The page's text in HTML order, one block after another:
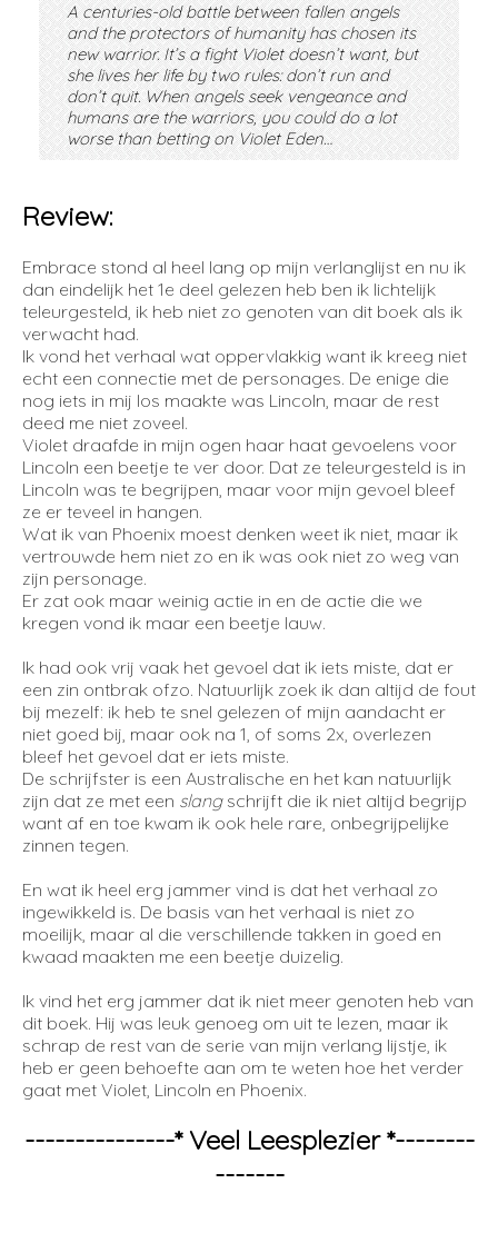
A centuries-old battle between fallen angels
and the protectors of humanity has chosen its
new warrior. It’s a fight Violet doesn’t want, but
she lives her life by two rules: don’t run and
don’t quit. When angels seek vengeance and
humans are the warriors, you could do a lot
worse than betting on Violet Eden…
Review:
Embrace stond al heel lang op mijn verlanglijst en nu ik
dan eindelijk het 1e deel gelezen heb ben ik lichtelijk
teleurgesteld, ik heb niet zo genoten van dit boek als ik
verwacht had.
Ik vond het verhaal wat oppervlakkig want ik kreeg niet
echt een connectie met de personages. De enige die
nog iets in mij los maakte was Lincoln, maar de rest
deed me niet zoveel.
Violet draafde in mijn ogen haar haat gevoelens voor
Lincoln een beetje te ver door. Dat ze teleurgesteld is in
Lincoln was te begrijpen, maar voor mijn gevoel bleef
ze er teveel in hangen.
Wat ik van Phoenix moest denken weet ik niet, maar ik
vertrouwde hem niet zo en ik was ook niet zo weg van
zijn personage.
Er zat ook maar weinig actie in en de actie die we
kregen vond ik maar een beetje lauw.
Ik had ook vrij vaak het gevoel dat ik iets miste, dat er
een zin ontbrak ofzo. Natuurlijk zoek ik dan altijd de fout
bij mezelf: ik heb te snel gelezen of mijn aandacht er
niet goed bij, maar ook na 1, of soms 2x, overlezen
bleef het gevoel dat er iets miste.
De schrijfster is een Australische en het kan natuurlijk
zijn dat ze met een slangschrijft die ik niet altijd begrijp
want af en toe kwam ik ook hele rare, onbegrijpelijke
zinnen tegen.
En wat ik heel erg jammer vind is dat het verhaal zo
ingewikkeld is. De basis van het verhaal is niet zo
moeilijk, maar al die verschillende takken in goed en
kwaad maakten me een beetje duizelig.
Ik vind het erg jammer dat ik niet meer genoten heb van
dit boek. Hij was leuk genoeg om uit te lezen, maar ik
schrap de rest van de serie van mijn verlang lijstje, ik
heb er geen behoefte aan om te weten hoe het verder
gaat met Violet, Lincoln en Phoenix.
---------------* Veel Leesplezier *--------
-------